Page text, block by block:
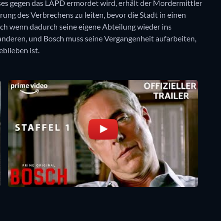
gegen das LAPD ermordet wird, erhält der Mordermittler
des Verbrechens zu leiten, bevor die Stadt in einen
wenn dadurch seine eigene Abteilung wieder ins
und Bosch muss seine Vergangenheit aufarbeiten,
ist.